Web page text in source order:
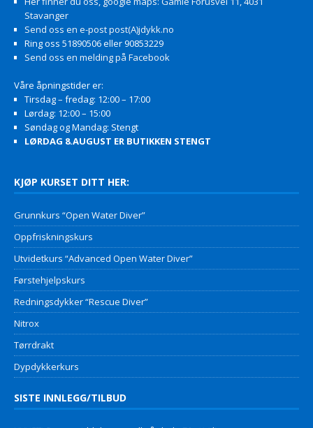
Stavanger
Send oss en e-post post(A)jdykk.no
Ring oss 51890506 eller 90853229
Send oss en melding på Facebook
Våre åpningstider er:
Tirsdag – fredag: 12:00 – 17:00
Lørdag: 12:00 – 15:00
Søndag og Mandag: Stengt
LØRDAG 8.AUGUST ER BUTIKKEN STENGT
KJØP KURSET DITT HER:
Grunnkurs “Open Water Diver”
Oppfriskningskurs
Utvidetkurs “Advanced Open Water Diver”
Førstehjelpskurs
Redningsdykker “Rescue Diver”
Nitrox
Tørrdrakt
Dypdykkerkurs
SISTE INNLEGG/TILBUD